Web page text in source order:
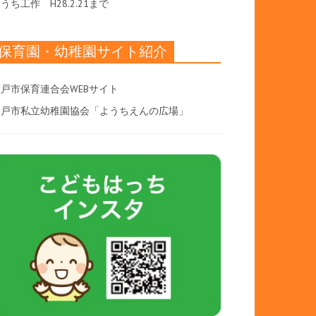
ち工作 H28.2.21まで
育園・幼稚園サイト紹介
市保育連合会WEBサイト
市私立幼稚園協会「ようちえんの広場」